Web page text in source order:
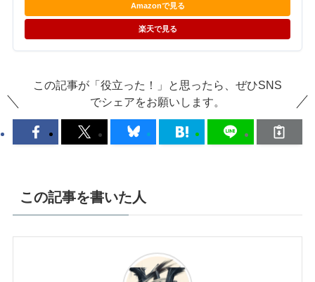
Amazonで見る
楽天で見る
この記事が「役立った！」と思ったら、ぜひSNS
でシェアをお願いします。
この記事を書いた人